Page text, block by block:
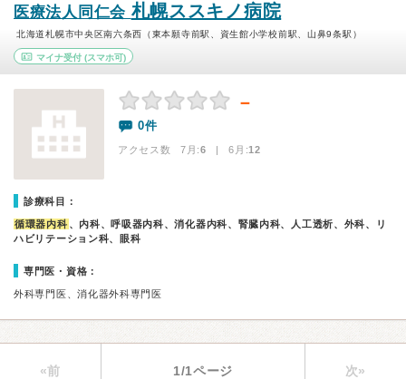
医療法人同仁会 札幌ススキノ病院
北海道札幌市中央区南六条西（東本願寺前駅、資生館小学校前駅、山鼻9条駅）
マイナ受付 (スマホ可)
－
0件
アクセス数 7月:6 | 6月:12
診療科目：
循環器内科 、内科、呼吸器内科、消化器内科、腎臓内科、人工透析、外科、リ
ハビリテーション科、眼科
専門医・資格：
外科専門医、消化器外科専門医
«前 1/1ページ 次»